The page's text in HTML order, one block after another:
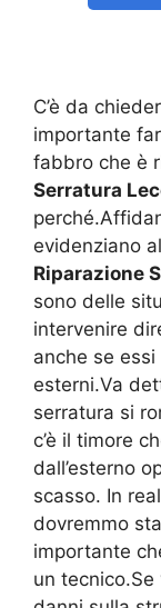
C’è da
importante
fabbro che è
Serratura
evidenziano
Riparazione
sono delle
intervenire
anche se
esterni.Va
serratura si
c’è il timore
dall’esterno
scasso. In
dovremmo
importante
un